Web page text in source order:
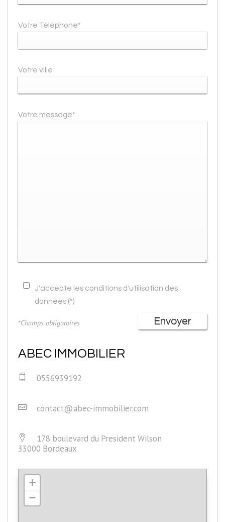
Votre Téléphone*
Votre ville
Votre message*
J'accepte les conditions d'utilisation des
données (*)
Envoyer
*Champs obligatoires
ABEC IMMOBILIER
0556939192
contact@abec-immobilier.com
178 boulevard du President Wilson
33000 Bordeaux
+
−